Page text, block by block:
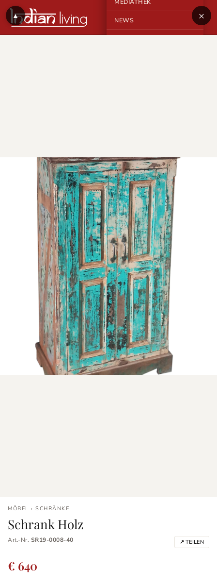
MEDIATHEK
NEWS ×
▲
MÖBEL › SCHRÄNKE
Schrank Holz
Art.-Nr. SR19-0008-40 ↗ TEILEN
€ 640